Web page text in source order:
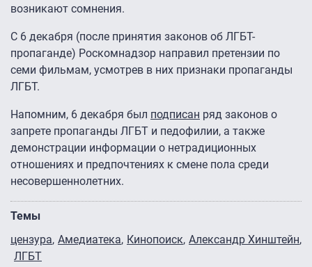
возникают сомнения.
С 6 декабря (после принятия законов об ЛГБТ-
пропаганде) Роскомнадзор направил претензии по
семи фильмам, усмотрев в них признаки пропаганды
ЛГБТ.
Напомним, 6 декабря был подписан ряд законов о
запрете пропаганды ЛГБТ и педофилии, а также
демонстрации информации о нетрадиционных
отношениях и предпочтениях к смене пола среди
несовершеннолетних.
Темы
цензура Амедиатека Кинопоиск Александр Хинштейн
ЛГБТ